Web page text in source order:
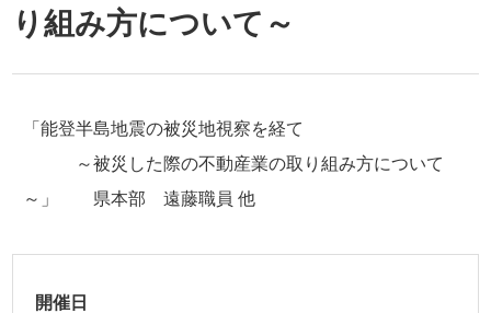
り組み方について～
「能登半島地震の被災地視察を経て
～被災した際の不動産業の取り組み方について
～」 県本部 遠藤職員 他
開催日